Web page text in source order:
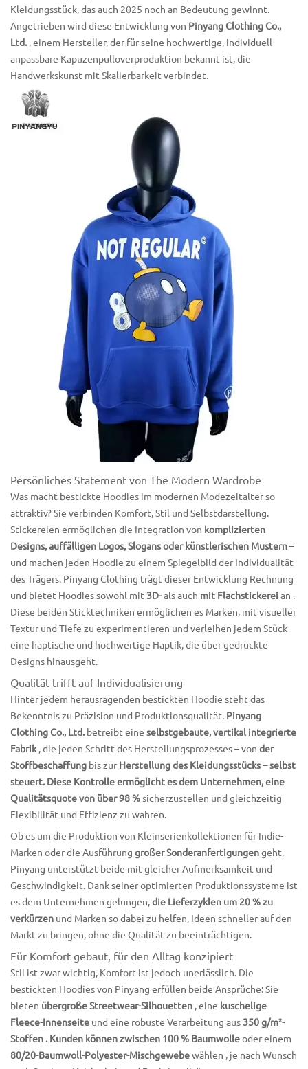
Kleidungsstück, das auch 2025 noch an Bedeutung gewinnt.
Angetrieben wird diese Entwicklung von Pinyang Clothing Co.,
Ltd., einem Hersteller, der für seine hochwertige, individuell
anpassbare Kapuzenpulloverproduktion bekannt ist, die
Handwerkskunst mit Skalierbarkeit verbindet.
Persönliches Statement von The Modern Wardrobe
Was macht bestickte Hoodies im modernen Modezeitalter so
attraktiv? Sie verbinden Komfort, Stil und Selbstdarstellung.
Stickereien ermöglichen die Integration von komplizierten
Designs, auffälligen Logos, Slogans oder künstlerischen Mustern–
und machen jeden Hoodie zu einem Spiegelbild der Individualität
des Trägers. Pinyang Clothing trägt dieser Entwicklung Rechnung
und bietet Hoodies sowohl mit 3D-als auch mit Flachstickerei an .
Diese beiden Sticktechniken ermöglichen es Marken, mit visueller
Textur und Tiefe zu experimentieren und verleihen jedem Stück
eine haptische und hochwertige Haptik, die über gedruckte
Designs hinausgeht.
Qualität trifft auf Individualisierung
Hinter jedem herausragenden bestickten Hoodie steht das
Bekenntnis zu Präzision und Produktionsqualität. Pinyang
Clothing Co., Ltd.betreibt eine selbstgebaute, vertikal integrierte
Fabrik, die jeden Schritt des Herstellungsprozesses – von der
Stoffbeschaffung bis zur Herstellung des Kleidungsstücks – selbst
steuert. Diese Kontrolle ermöglicht es dem Unternehmen, eine
Qualitätsquote von über 98 %sicherzustellen und gleichzeitig
Flexibilität und Effizienz zu wahren.
Ob es um die Produktion von Kleinserienkollektionen für Indie-
Marken oder die Ausführung großer Sonderanfertigungengeht,
Pinyang unterstützt beide mit gleicher Aufmerksamkeit und
Geschwindigkeit. Dank seiner optimierten Produktionssysteme ist
es dem Unternehmen gelungen,die Lieferzyklen um 20 % zu
verkürzen und Marken so dabei zu helfen, Ideen schneller auf den
Markt zu bringen, ohne die Qualität zu beeinträchtigen.
Für Komfort gebaut, für den Alltag konzipiert
Stil ist zwar wichtig, Komfort ist jedoch unerlässlich. Die
bestickten Hoodies von Pinyang erfüllen beide Ansprüche: Sie
bieten übergroße Streetwear-Silhouetten , eine kuschelige
Fleece-Innenseite und eine robuste Verarbeitung aus 350 g/m²-
Stoffen . Kunden können zwischen 100 % Baumwolleoder einem
80/20-Baumwoll-Polyester-Mischgewebewählen , je nach Wunsch